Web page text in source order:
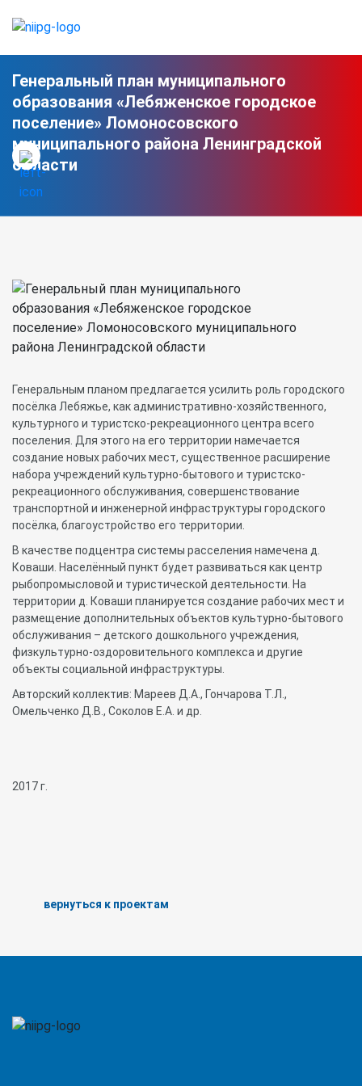
Генеральный план муниципального
образования «Лебяженское городское
поселение» Ломоносовского
муниципального района Ленинградской
области
Генеральным планом предлагается усилить роль городского
посёлка Лебяжье, как административно-хозяйственного,
культурного и туристско-рекреационного центра всего
поселения. Для этого на его территории намечается
создание новых рабочих мест, существенное расширение
набора учреждений культурно-бытового и туристско-
рекреационного обслуживания, совершенствование
транспортной и инженерной инфраструктуры городского
посёлка, благоустройство его территории.
В качестве подцентра системы расселения намечена д.
Коваши. Населённый пункт будет развиваться как центр
рыбопромысловой и туристической деятельности. На
территории д. Коваши планируется создание рабочих мест и
размещение дополнительных объектов культурно-бытового
обслуживания – детского дошкольного учреждения,
физкультурно-оздоровительного комплекса и другие
объекты социальной инфраструктуры.
Авторский коллектив: Мареев Д.А., Гончарова Т.Л.,
Омельченко Д.В., Соколов Е.А. и др.
2017 г.
вернуться к проектам